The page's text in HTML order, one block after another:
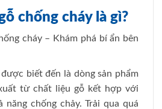
chống cháy là gì?
biết đến là dòng sản phẩm
từ chất liệu gỗ kết hợp với
năng chống chảy. Trải qua quá